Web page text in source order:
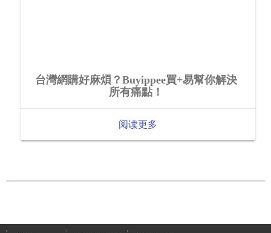
台灣網購好麻煩？Buyippee買+易幫你解決
所有痛點！
阅读更多